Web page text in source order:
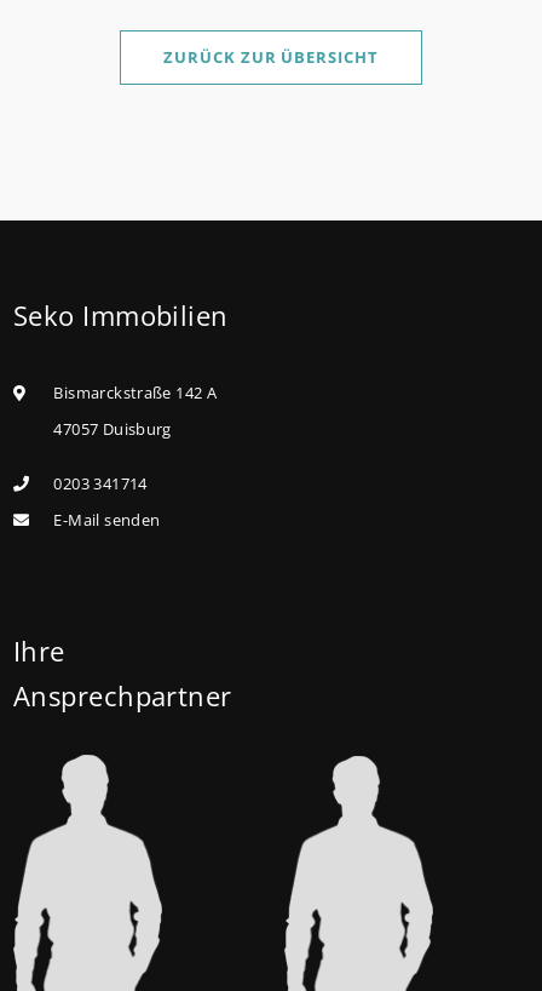
Sanierung in Einzelmaßnahmen ab sofort möglich
kaufen, die sie selbst bewohnen und sanieren,
höheren Kreditbetrag bei der KfW beantragen. Für
Familien mit einem Kind steigt der
Euro, für Familien mit zwei Kindern auf 160.000 Euro
(vorher: 125.000 Euro) und für Familien mit drei und
Heute liegt der Zinssatz für ein Darlehen mit 35
Prozent effektiv. (mehr …)
ZURÜCK ZUR ÜBERSICHT
Seko Immobilien
Bismarckstraße 142 A
47057 Duisburg
0203 341714
E-Mail senden
Ihre
Ansprechpartner